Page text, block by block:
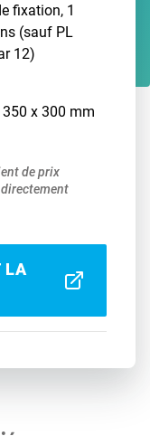
fixation, 1
(sauf PL
12)
x 300 mm
de prix
LA